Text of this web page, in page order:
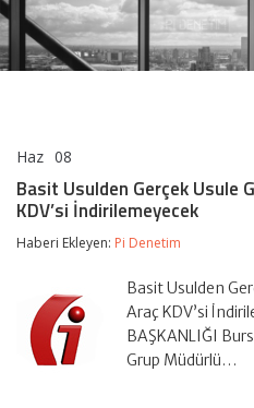
Haz 08
Gerçek
Usule
Mükellefin
KDV’si
İndirilemeyecek
Basit Usulden Gerçek Usule
KDV’si İndirilemeyecek
Haberi Ekleyen: Pi Denetim
Basit Usulden
Araç KDV’si
BAŞKANLIĞI
Grup Müdürlü…